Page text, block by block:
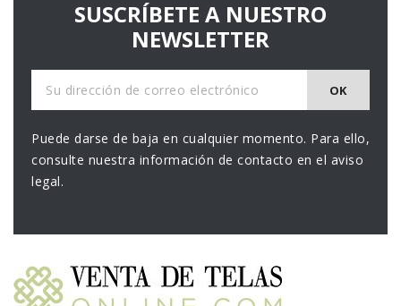
SUSCRÍBETE A NUESTRO
NEWSLETTER
Puede darse de baja en cualquier momento. Para ello,
consulte nuestra información de contacto en el aviso
legal.